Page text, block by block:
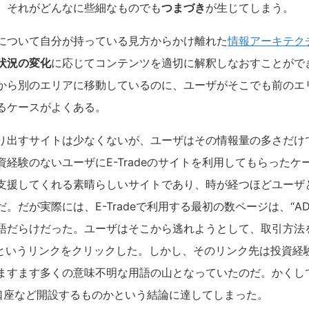
それがどんなに些細なものでもつまづきが生じてしまう。
ついて自分が持っている見方からかけ離れた情報アーキテク
況の変化に応じてコンテンツを適切に解釈しなおすことが
ら別のエリアに移動しているのに、ユーザがそこでも前の
ースがよくある。
出すサイトは少なくないが、ユーザはその情報量の多さだけ
経験のないユーザにE-Tradeのサイトを利用してもらったケ
援してくれる素晴らしいサイトであり、時が経つほどユー
だが実際には、E-Tradeで利用する最初の数ページは、
だらけだった。ユーザはそこから逃れようとして、取引方
いうリンクをクリックした。しかし、そのリンク先は投資経
すます多くの意味不明な用語の山となっていたのだ。かく
など開設するものかという結論に達してしまった。